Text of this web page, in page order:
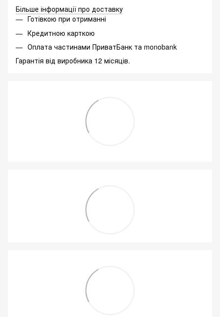
Більше інформації про доставку
Готівкою при отриманні
Кредитною карткою
Оплата частинами ПриватБанк та monobank
Гарантія від виробника 12 місяців.